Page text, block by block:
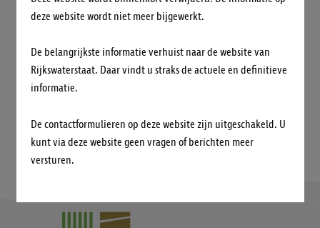
toegepast kunnen worden in rivierbeheer. Heeft u een idee en ziet u
NEEM CONTACT OP
deze website wordt niet meer bijgewerkt.
De belangrijkste informatie verhuist naar de website van
Rijkswaterstaat. Daar vindt u straks de actuele en definitieve
informatie.
De contactformulieren op deze website zijn uitgeschakeld. U
kunt via deze website geen vragen of berichten meer
versturen.